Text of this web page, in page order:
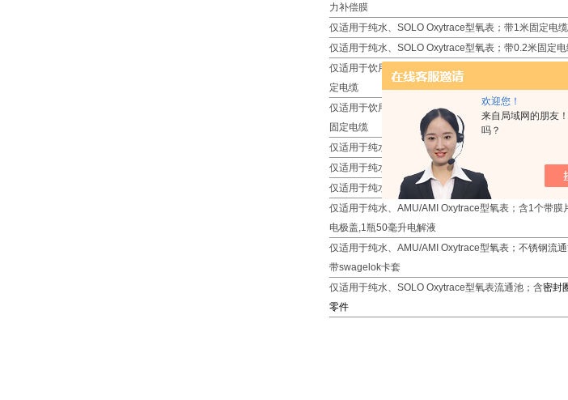
欢迎您！
来自局域网的朋友
吗？
力补偿膜
仅适用于纯水、SOLO Oxytrace型氧表；带1米固定电缆
仅适用于纯水、SOLO Oxytrace型氧表；带0.2米固定
仅适用于饮用水、废水、PAM/FAM Oxysafe型氧表；带5
定电缆
仅适用于饮用水、废水、PAM/FAM Oxysafe型氧表；带
固定电缆
仅适用于纯水、AMU/AMI Oxytrace型氧表；带5米固定
仅适用于纯水、AMU/AMI Oxytrace型氧表；带1米固定
仅适用于纯水、AMU/AMI Oxytrace型氧表；带10米固
仅适用于纯水、AMU/AMI Oxytrace型氧表；含1个带膜
电极盖,1瓶50毫升电解液
仅适用于纯水、AMU/AMI Oxytrace型氧表；不锈钢流通
带swagelok卡套
仅适用于纯水、SOLO Oxytrace型氧表流通池；含密封
零件